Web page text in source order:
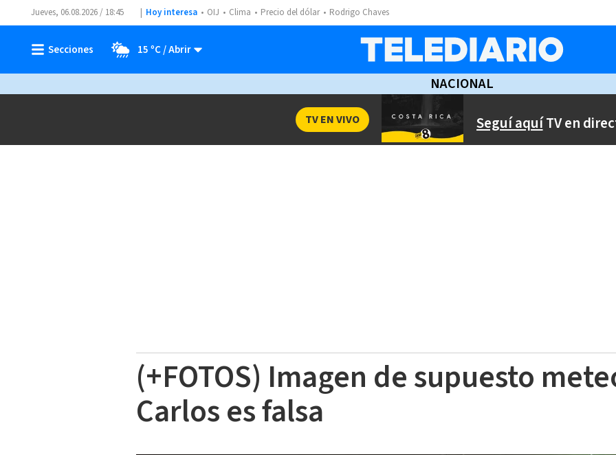
Jueves, 06.08.2026 / 18:45 Hoy interesa OIJ Clima Precio del dólar Rodrigo Chaves
15 ºC
NACIONAL
Seguí aquíTV en
TV EN VIVO
(+FOTOS) Imagen de supuesto
Carlos es falsa